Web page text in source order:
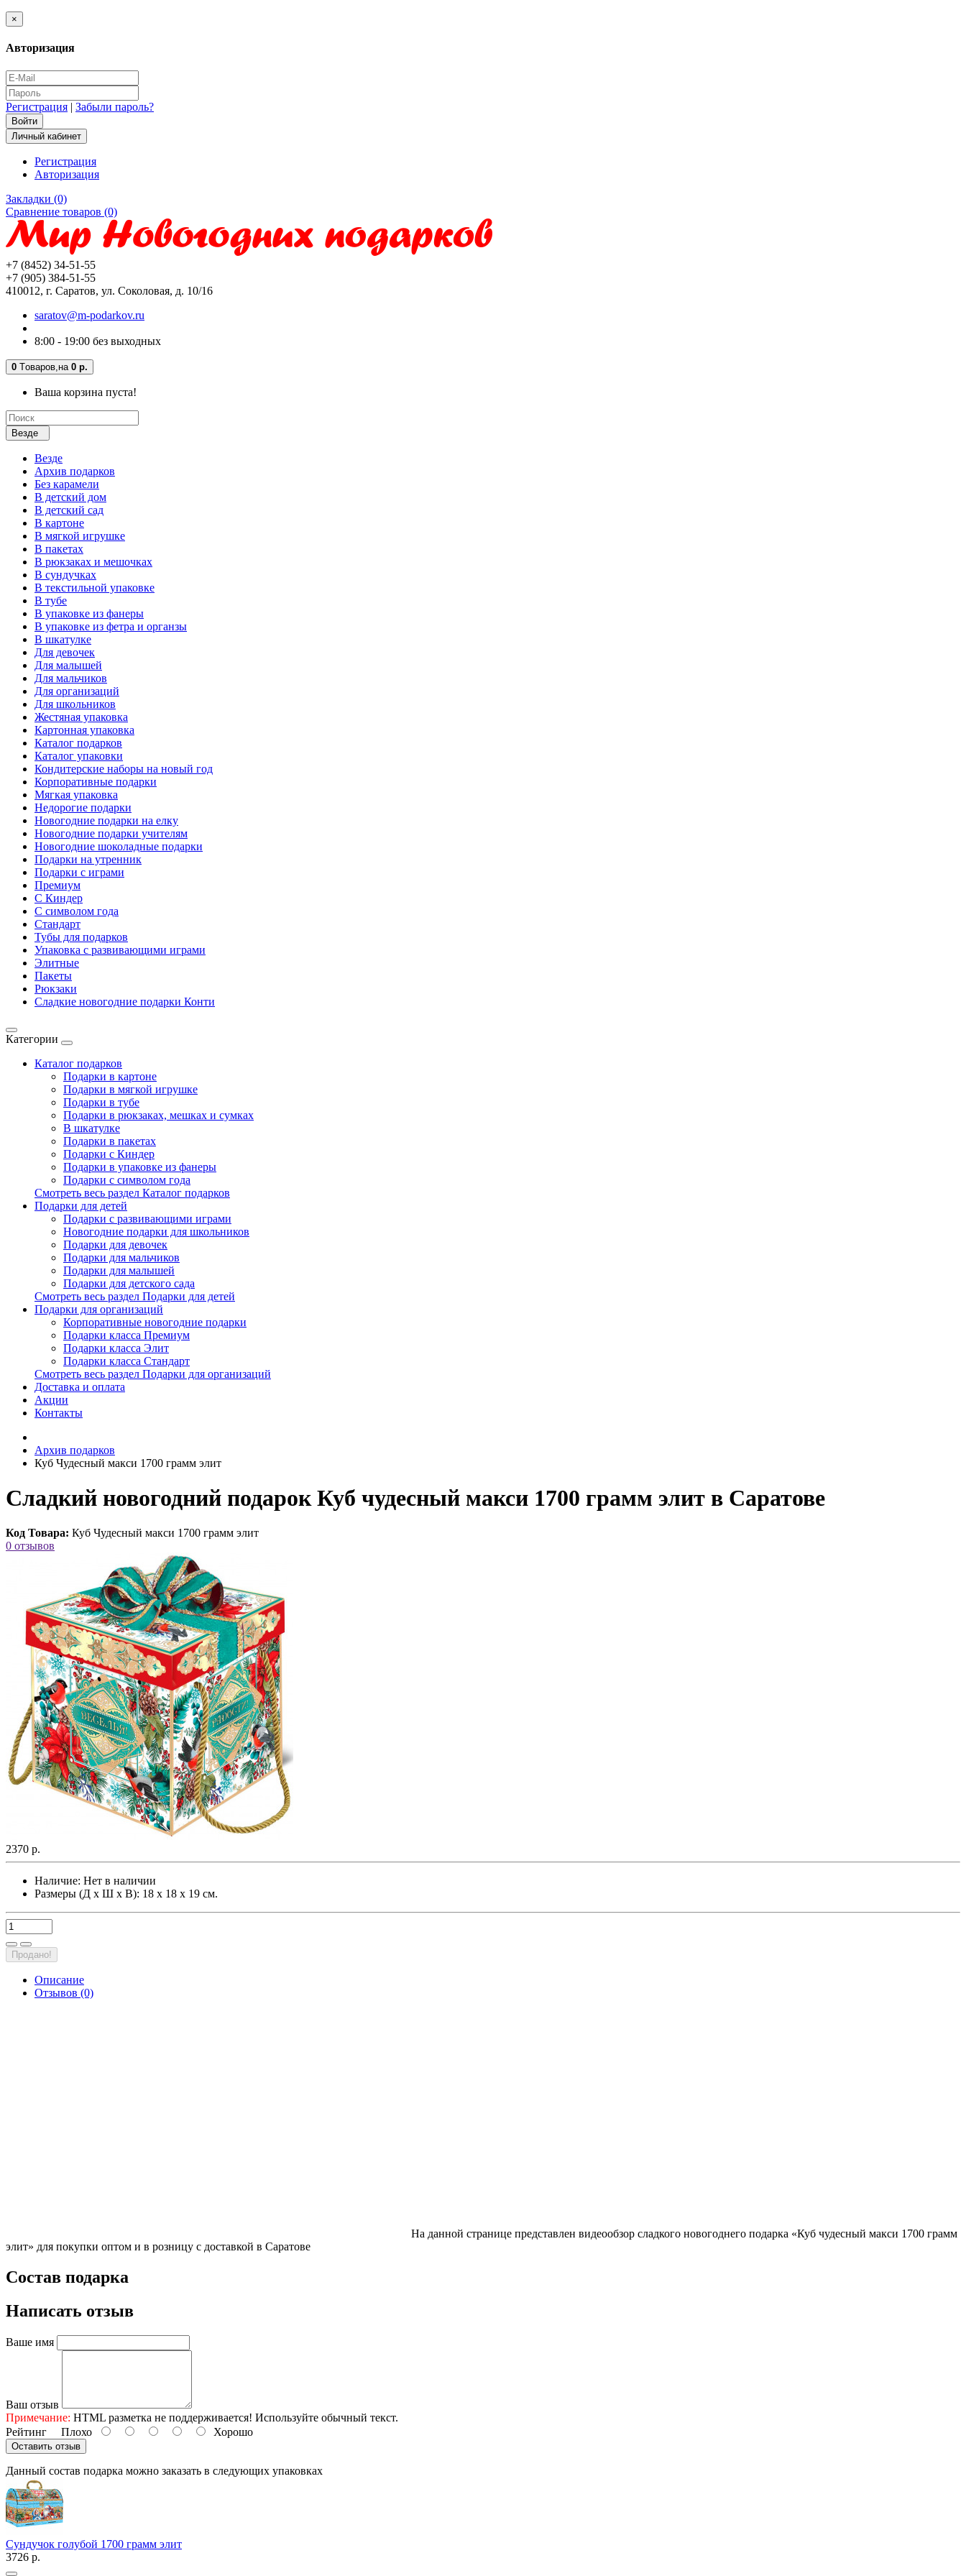
×
Авторизация
Регистрация | Забыли пароль?
Личный кабинет
Регистрация
Авторизация
Закладки (0)
Сравнение товаров (0)
+7 (8452) 34-51-55
+7 (905) 384-51-55
410012, г. Саратов, ул. Соколовая, д. 10/16
saratov@m-podarkov.ru
8:00 - 19:00 без выходных
0 Tоваров, на 0 р.
Ваша корзина пуста!
Везде
Везде
Архив подарков
Без карамели
В детский дом
В детский сад
В картоне
В мягкой игрушке
В пакетах
В рюкзаках и мешочках
В сундучках
В текстильной упаковке
В тубе
В упаковке из фанеры
В упаковке из фетра и органзы
В шкатулке
Для девочек
Для малышей
Для мальчиков
Для организаций
Для школьников
Жестяная упаковка
Картонная упаковка
Каталог подарков
Каталог упаковки
Кондитерские наборы на новый год
Корпоративные подарки
Мягкая упаковка
Недорогие подарки
Новогодние подарки на елку
Новогодние подарки учителям
Новогодние шоколадные подарки
Подарки на утренник
Подарки с играми
Премиум
С Киндер
С символом года
Стандарт
Тубы для подарков
Упаковка с развивающими играми
Элитные
Пакеты
Рюкзаки
Сладкие новогодние подарки Конти
Категории
Каталог подарков
Подарки в картоне
Подарки в мягкой игрушке
Подарки в тубе
Подарки в рюкзаках, мешках и сумках
В шкатулке
Подарки в пакетах
Подарки с Киндер
Подарки в упаковке из фанеры
Подарки с символом года
Смотреть весь раздел Каталог подарков
Подарки для детей
Подарки с развивающими играми
Новогодние подарки для школьников
Подарки для девочек
Подарки для мальчиков
Подарки для малышей
Подарки для детского сада
Смотреть весь раздел Подарки для детей
Подарки для организаций
Корпоративные новогодние подарки
Подарки класса Премиум
Подарки класса Элит
Подарки класса Стандарт
Смотреть весь раздел Подарки для организаций
Доставка и оплата
Акции
Контакты
Архив подарков
Куб Чудесный макси 1700 грамм элит
Сладкий новогодний подарок Куб чудесный макси 1700 грамм элит в Саратове
Код Товара: Куб Чудесный макси 1700 грамм элит
0 отзывов
2370 р.
Наличие: Нет в наличии
Размеры (Д х Ш х В): 18 х 18 х 19 см.
Продано!
Описание
Отзывов (0)
На данной странице представлен видеообзор сладкого новогоднего подарка «Куб чудесный макси 1700 грамм
элит» для покупки оптом и в розницу с доставкой в Саратове
Состав подарка
Написать отзыв
Ваше имя
Ваш отзыв
Примечание: HTML разметка не поддерживается! Используйте обычный текст.
Рейтинг Плохо Хорошо
Оставить отзыв
Данный состав подарка можно заказать в следующих упаковках
Сундучок голубой 1700 грамм элит
3726 р.